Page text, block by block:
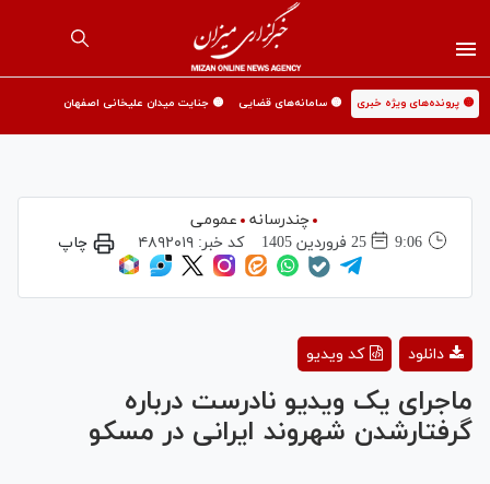
🟡 پرونده‌های ویژه خبری 🟡 سامانه‌های قضایی 🟡 جنایت میدان علیخانی اصفهان
چندرسانه
عمومی
9:06
25 فروردين 1405 کد خبر:۴۸۹۲۰۱۹ چاپ
Video
کد ویدیو دانلود
ماجرای یک ویدیو نادرست درباره
گرفتارشدن شهروند ایرانی در مسکو